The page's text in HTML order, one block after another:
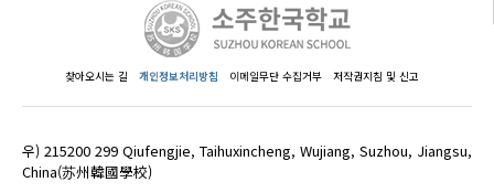
찾아오시는 길 개인정보처리방침 이메일무단 수집거부 저작권지침 및 신고
우) 215200 299 Qiufengjie, Taihuxincheng, Wujiang, Suzhou, Jiangsu,
China(苏州韓國學校)